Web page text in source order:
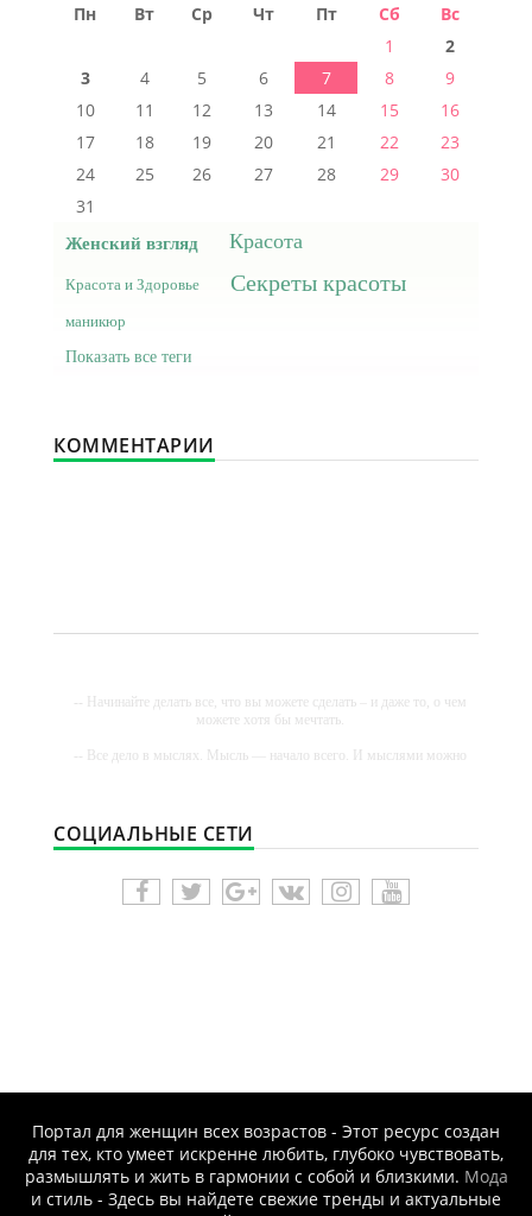
Пн
Вт Ср Чт Пт Сб
Вс
1
2
3
4 5 6 7 8
9
10
11 12 13 14 15
16
17
18 19 20 21 22
23
24
25 26 27 28 29
30
31
Женский взгляд Красота
Красота и Здоровье Секреты красоты
маникюр
Показать все теги
КОММЕНТАРИИ
-- Начинайте делать все, что вы можете сделать – и даже то, о чем
можете хотя бы мечтать.
-- Все дело в мыслях. Мысль — начало всего. И мыслями можно
-- Идите уверенно по направлению к мечте. Живите той жизнью,
которую вы сами себе придумали.
-- Самое большое богатство — это ум. Самая большая нищета —
глупость. Из всех страхов самый пугающий — самолюбование.
СОЦИАЛЬНЫЕ СЕТИ
Портал для женщин всех возрастов - Этот ресурс создан
для тех, кто умеет искренне любить, глубоко чувствовать,
размышлять и жить в гармонии с собой и близкими. Мода
и стиль - Здесь вы найдете свежие тренды и актуальные